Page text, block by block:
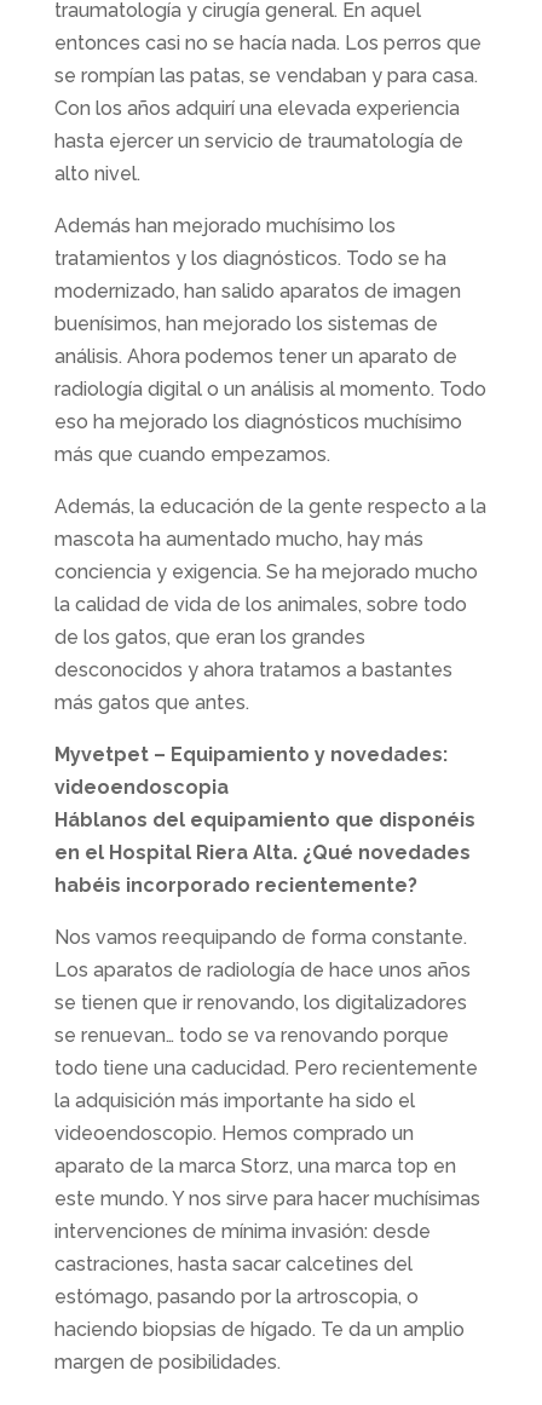
traumatología y cirugía general. En aquel
entonces casi no se hacía nada. Los perros que
se rompían las patas, se vendaban y para casa.
Con los años adquirí una elevada experiencia
hasta ejercer un servicio de traumatología de
alto nivel.
Además han mejorado muchísimo los
tratamientos y los diagnósticos. Todo se ha
modernizado, han salido aparatos de imagen
buenísimos, han mejorado los sistemas de
análisis. Ahora podemos tener un aparato de
radiología digital o un análisis al momento. Todo
eso ha mejorado los diagnósticos muchísimo
más que cuando empezamos.
Además, la educación de la gente respecto a la
mascota ha aumentado mucho, hay más
conciencia y exigencia. Se ha mejorado mucho
la calidad de vida de los animales, sobre todo
de los gatos, que eran los grandes
desconocidos y ahora tratamos a bastantes
más gatos que antes.
Myvetpet – Equipamiento y novedades:
videoendoscopia
Háblanos del equipamiento que disponéis
en el Hospital Riera Alta. ¿Qué novedades
habéis incorporado recientemente?
Nos vamos reequipando de forma constante.
Los aparatos de radiología de hace unos años
se tienen que ir renovando, los digitalizadores
se renuevan… todo se va renovando porque
todo tiene una caducidad. Pero recientemente
la adquisición más importante ha sido el
videoendoscopio. Hemos comprado un
aparato de la marca Storz, una marca top en
este mundo. Y nos sirve para hacer muchísimas
intervenciones de mínima invasión: desde
castraciones, hasta sacar calcetines del
estómago, pasando por la artroscopia, o
haciendo biopsias de hígado. Te da un amplio
margen de posibilidades.